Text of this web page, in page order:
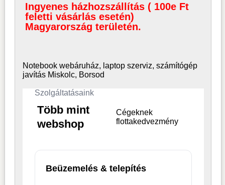
Ingyenes házhozszállítás ( 100e Ft
feletti vásárlás esetén)
Magyarország területén.
Notebook webáruház, laptop szerviz, számítógép
javítás Miskolc, Borsod
Szolgáltatásaink
Több mint
webshop
Cégeknek
flottakedvezmény
Beüzemelés & telepítés